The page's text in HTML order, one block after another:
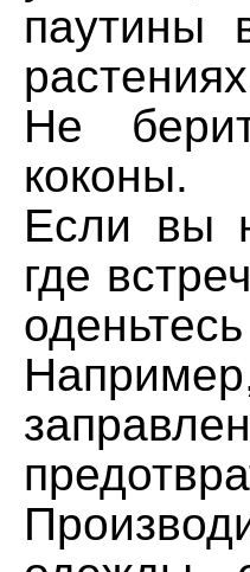
паутины
Не
коконы.
Если вы
где